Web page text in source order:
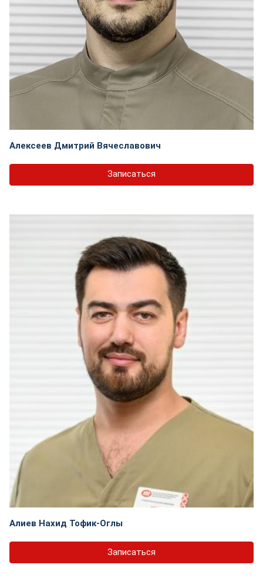
Алексеев Дмитрий Вячеславович
Записаться
Алиев Нахид Тофик-Оглы
Записаться